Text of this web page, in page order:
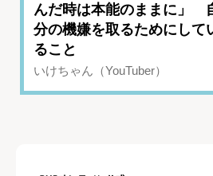
んだ時は本能のままに」
分の機嫌を取るためにして
ること
いけちゃん（YouTuber）